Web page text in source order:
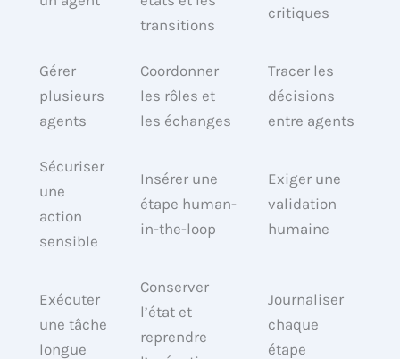
transitions
critiques
Gérer
plusieurs
agents
Coordonner
les rôles et
les échanges
Tracer les
décisions
entre agents
Sécuriser
une
action
sensible
Insérer une
étape human-
in-the-loop
Exiger une
validation
humaine
Exécuter
une tâche
longue
Conserver
l’état et
reprendre
Journaliser
chaque
étape